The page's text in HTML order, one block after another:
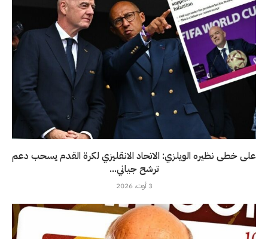
على خطى نظيره الويلزي: الاتحاد الانقليزي لكرة القدم يسحب دعم
ترشح جياني...
3 أوت، 2026